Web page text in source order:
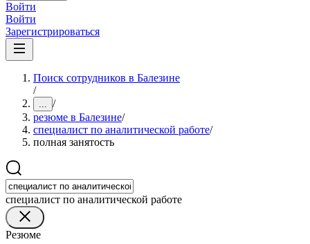
Войти
Войти
Зарегистрироваться
Поиск сотрудников в Балезине
/
... /
резюме в Балезине/
специалист по аналитической работе/
полная занятость
специалист по аналитической работе
Резюме